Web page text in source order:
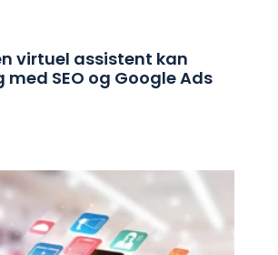
virtuel assistent kan
SEO og Google Ads